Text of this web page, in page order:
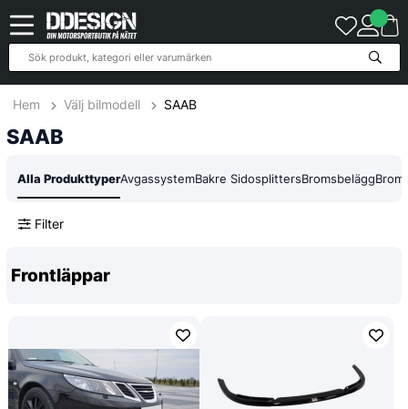
Hem Välj bilmodell SAAB
SAAB
Alla ProdukttyperAvgassystemBakre SidosplittersBromsbelägg
Filter
514 Produkter
Frontläppar